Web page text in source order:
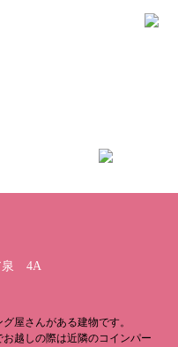
泉 4A
屋さんがある建物です。
越しの際は近隣のコインパー